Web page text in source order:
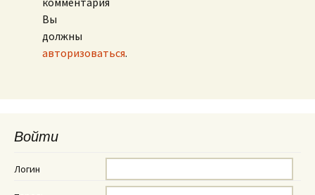
Вы
должны
авторизоваться.
Войти
Логин